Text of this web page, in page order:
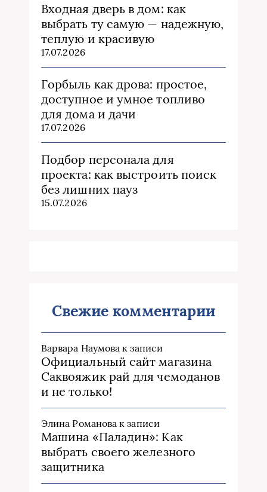
Входная дверь в дом: как
выбрать ту самую — надежную,
теплую и красивую
17.07.2026
Горбыль как дрова: простое,
доступное и умное топливо
для дома и дачи
17.07.2026
Подбор персонала для
проекта: как выстроить поиск
без лишних пауз
15.07.2026
Свежие комментарии
Варвара Наумова к записи
Официальный сайт магазина
Саквояжик рай для чемоданов
и не только!
Элина Романова к записи
Машина «Паладин»: Как
выбрать своего железного
защитника